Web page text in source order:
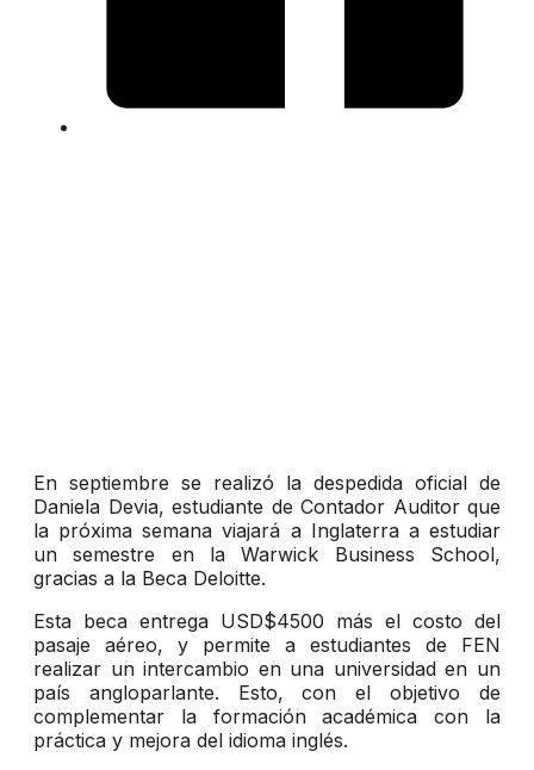
En septiembre se realizó la despedida oficial de
Daniela Devia, estudiante de Contador Auditor que
la próxima semana viajará a Inglaterra a estudiar
un semestre en la Warwick Business School,
gracias a la Beca Deloitte.
Esta beca entrega USD$4500 más el costo del
pasaje aéreo, y permite a estudiantes de FEN
realizar un intercambio en una universidad en un
país angloparlante. Esto, con el objetivo de
complementar la formación académica con la
práctica y mejora del idioma inglés.